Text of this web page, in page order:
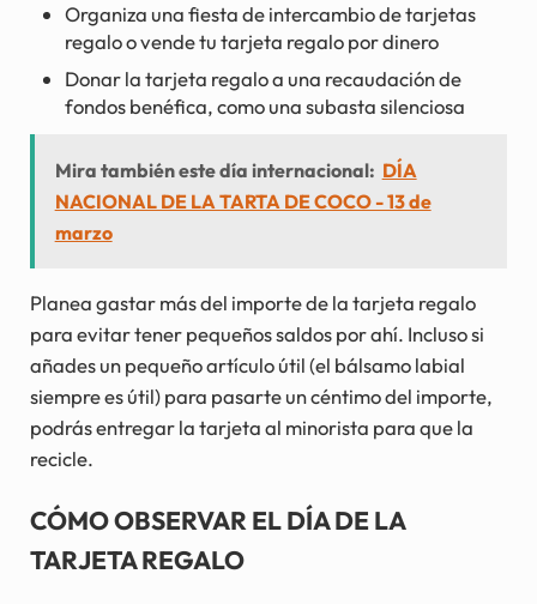
Organiza una fiesta de intercambio de tarjetas
regalo o vende tu tarjeta regalo por dinero
Donar la tarjeta regalo a una recaudación de
fondos benéfica, como una subasta silenciosa
Mira también este día internacional: DÍA
NACIONAL DE LA TARTA DE COCO - 13 de
marzo
Planea gastar más del importe de la tarjeta regalo
para evitar tener pequeños saldos por ahí. Incluso si
añades un pequeño artículo útil (el bálsamo labial
siempre es útil) para pasarte un céntimo del importe,
podrás entregar la tarjeta al minorista para que la
recicle.
CÓMO OBSERVAR EL DÍA DE LA
TARJETA REGALO